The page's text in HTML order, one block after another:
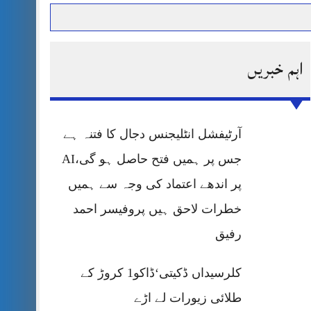
پر قربان
پریس کانفرنس
اہم خبریں
آرٹیفشل انٹلیجنس دجال کا فتنہ ہے
جس پر ہمیں فتح حاصل ہو گی،AI
پر اندھے اعتماد کی وجہ سے ہمیں
خطرات لاحق ہیں پروفیسر احمد
رفیق
کلرسیداں ڈکیتی‘ڈاکو1 کروڑ کے
طلائی زیورات لے اڑے